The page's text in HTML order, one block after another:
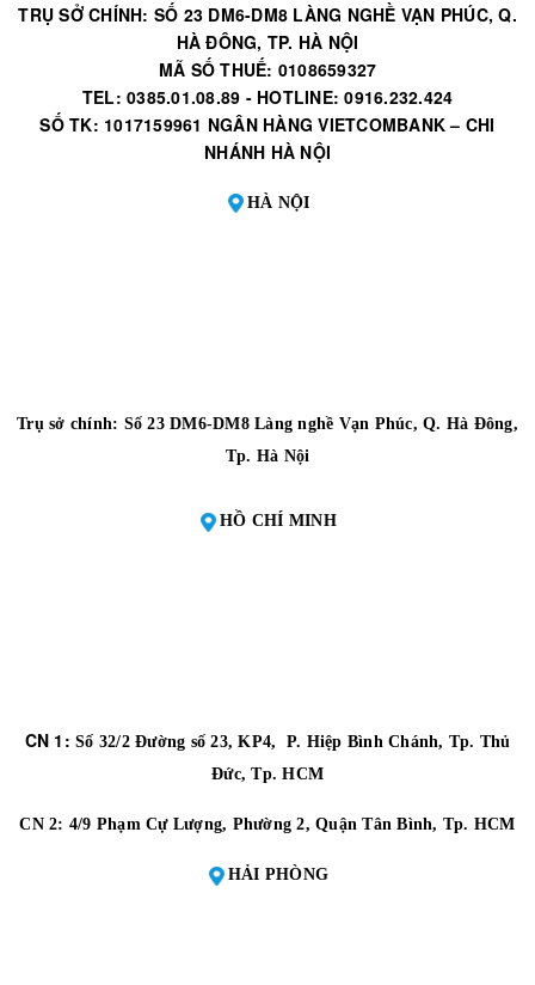
TRỤ SỞ CHÍNH: SỐ 23 DM6-DM8 LÀNG NGHỀ VẠN PHÚC, Q.
HÀ ĐÔNG, TP. HÀ NỘI
MÃ SỐ THUẾ: 0108659327
TEL: 0385.01.08.89 - HOTLINE: 0916.232.424
SỐ TK: 1017159961 NGÂN HÀNG VIETCOMBANK – CHI
NHÁNH HÀ NỘI
HÀ NỘI
Trụ sở chính: Số 23 DM6-DM8 Làng nghề Vạn Phúc, Q. Hà Đông,
Tp. Hà Nội
HỒ CHÍ MINH
CN 1: Số 32/2 Đường số 23, KP4, P. Hiệp Bình Chánh, Tp. Thủ
Đức, Tp. HCM
CN 2: 4/9 Phạm Cự Lượng, Phường 2, Quận Tân Bình, Tp. HCM
HẢI PHÒNG